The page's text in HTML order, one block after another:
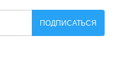
ПОДПИСАТЬСЯ